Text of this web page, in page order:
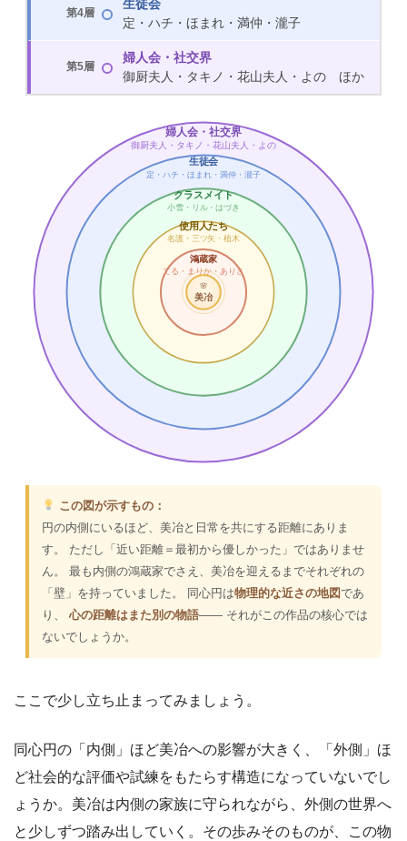
第4層
生徒会
定・ハチ・ほまれ・満仲・瀧子
第5層
婦人会・社交界
御厨夫人・タキノ・花山夫人・よの ほか
婦人会・社交界
御厨夫人・タキノ・花山夫人・よの
生徒会
定・ハチ・ほまれ・満仲・瀧子
クラスメイト
小雪・リル・はづき
使用人たち
名護・三ツ矢・植木
鴻蔵家
てる・まりか・ありさ
🌸
美冶
この図が示すもの：
円の内側にいるほど、美冶と日常を共にする距離にありま
す。 ただし「近い距離＝最初から優しかった」ではありませ
ん。 最も内側の鴻蔵家でさえ、美冶を迎えるまでそれぞれの
「壁」を持っていました。 同心円は物理的な近さの地図であ
り、心の距離はまた別の物語―― それがこの作品の核心では
ないでしょうか。
ここで少し立ち止まってみましょう。
同心円の「内側」ほど美冶への影響が大きく、「外側」ほ
ど社会的な評価や試練をもたらす構造になっていないでし
ょうか。美冶は内側の家族に守られながら、外側の世界へ
と少しずつ踏み出していく。その歩みそのものが、この物